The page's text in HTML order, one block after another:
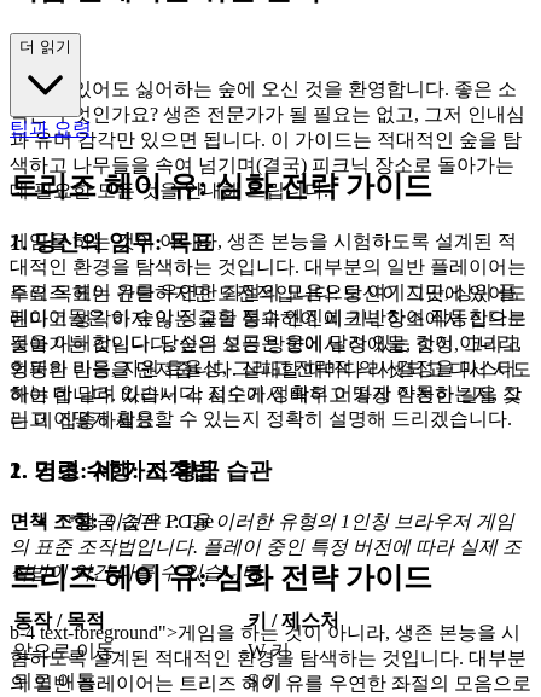
가이드
당신이 있어도 싫어하는 숲에 오신 것을 환영합니다. 좋은 소
식은 무엇인가요? 생존 전문가가 될 필요는 없고, 그저 인내심
과 유머 감각만 있으면 됩니다. 이 가이드는 적대적인 숲을 탐
색하고 나무들을 속여 넘기며(결국) 피크닉 장소로 돌아가는
데 필요한 모든 것을 안내해 드립니다.
1. 당신의 임무: 목표
주요 목표는 간단하지만 도전적입니다: 당신이 그곳에 있어도
된다고 생각하지 않는 숲을 통과하여 피크닉 장소에서 집으로
돌아가는 것입니다. 숲은 모든 방향에서 장애물, 함정, 그리고
엉뚱한 반응을 던져줍니다. 실패할 때마다 리셋되고 다시 시도
해야 합니다. 따라서 각 시도에서 배우고 가장 안전한 길을 찾
는 데 집중하세요.
2. 명령 수행: 조작법
면책 조항: 이것은 PC용 이러한 유형의 1인칭 브라우저 게임
의 표준 조작법입니다. 플레이 중인 특정 버전에 따라 실제 조
작법이 약간 다를 수 있습니다.
동작 / 목적
키 / 제스처
앞으로 이동
W 키
뒤로 이동
S 키
더 읽기
팁과 요령
트리즈 헤이 유: 심화 전략 가이드
게임을 하는 것이 아니라, 생존 본능을 시험하도록 설계된 적
대적인 환경을 탐색하는 것입니다. 대부분의 일반 플레이어는
트리즈 헤이 유를 우연한 좌절의 모음으로 여기지만, 상위 플
레이어들은 이 숲이 정교한 점수 엔진에 기반하여 작동한다는
것을 이해합니다. 당신의 성공은 운에 달려 있는 것이 아니라,
회피의 리듬, 자원 효율성, 그리고 전략적 의사결정을 마스터
하는 데 달려 있습니다. 점수가 정확히 어떻게 작동하는지, 그
리고 어떻게 활용할 수 있는지 정확히 설명해 드리겠습니다.
1. 기초: 세 가지 황금 습관
**황금 습관 1: The
트리즈 헤이 유: 심화 전략 가이드
b-4 text-foreground">게임을 하는 것이 아니라, 생존 본능을 시
험하도록 설계된 적대적인 환경을 탐색하는 것입니다. 대부분
의 일반 플레이어는 트리즈 헤이 유를 우연한 좌절의 모음으로